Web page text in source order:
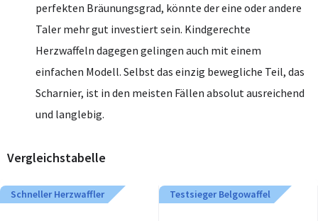
perfekten Bräunungsgrad, könnte der eine oder andere
Taler mehr gut investiert sein. Kindgerechte
Herzwaffeln dagegen gelingen auch mit einem
einfachen Modell. Selbst das einzig bewegliche Teil, das
Scharnier, ist in den meisten Fällen absolut ausreichend
und langlebig.
Vergleichstabelle
Schneller Herzwaffler Testsieger Belgowaffel